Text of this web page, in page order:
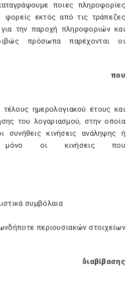
ποιες πληροφορίες
φορείς εκτός από τις τράπεζες
την παροχή πληροφοριών και
πρόσωπα παρέχονται οι
που
ημερολογιακού έτους και
του λογαριασμού, στην οποία
συνήθεις κινήσεις ανάληψης ή
μόνο οι κινήσεις που
συμβόλαια
περιουσιακών στοιχείων
κλπ.).